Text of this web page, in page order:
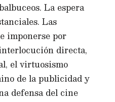
La espera
Las
imponerse por
directa,
el virtuosismo
de la publicidad y
defensa del cine